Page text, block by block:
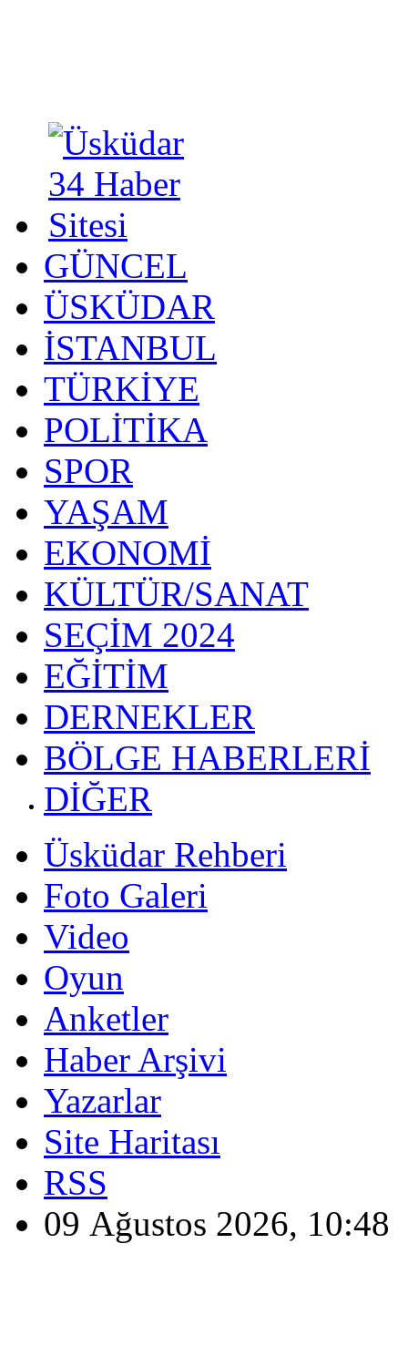
GÜNCEL
ÜSKÜDAR
İSTANBUL
TÜRKİYE
POLİTİKA
SPOR
YAŞAM
EKONOMİ
KÜLTÜR/SANAT
SEÇİM 2024
EĞİTİM
DERNEKLER
BÖLGE HABERLERİ
DİĞER
Üsküdar Rehberi
Foto Galeri
Video
Oyun
Anketler
Haber Arşivi
Yazarlar
Site Haritası
RSS
09 Ağustos 2026, 10:48